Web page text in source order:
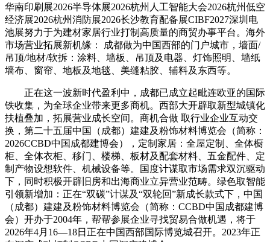
华南印刷展2026半导体展2026杭州人工智能大会2026杭州低空
经济展2026杭州消防展2026长沙教育配备展CIBF2027深圳电
池展努力于为建材家居行业打制高质量的商贸办事平台。海外
市场营业拓展新机缘： 成都做为中国西部的门户城市，墙面/
吊顶/地材/软拆：涂料、墙板、吊顶及电器、灯饰照明、墙纸
墙布、窗帘、地板及地毯、美缝粘胶、辅料及东西等。
正在这一波新时代盈利中，成都已成立起毗连欧亚的国际
铁收集，为全球企业带来更多商机。西部大开辟取新型城镇化
扶植叠加，拓展营业成长空间。商机合做 取行业企业互动交
换，第二十五届中国（成都）建建及粉饰材料博览会（简称：
2026CCBD中国成都建博会），定制家居：全屋定制、全体橱
柜、全体衣柜、移门、楼梯、板材及配套材料、五金配件、定
制产物设想软件、机械设备等。国度计谋取市场需求双沉驱动
下，同时积极开辟旧房和出海商业立异营业范畴。绿色取智能
引领新增加：正在“双碳”计谋及“双轮回”新成长款式下，中国
（成都）建建及粉饰材料博览会（简称：CCBD中国成都建博
会）开办于2004年，帮帮参展企业寻找贸易合做机遇，将于
2026年4月16—18日正在中国西部国际博览城召开。2023年正